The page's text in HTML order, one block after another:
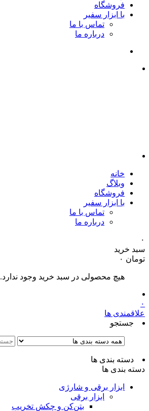
فروشگاه
با ابزار سفیر
تماس با ما
درباره ما
خانه
وبلاگ
فروشگاه
با ابزار سفیر
تماس با ما
درباره ما
۰
سبد خرید
تومان
هیچ محصولی در سبد خرید وجود ندارد.
۰
علاقمندی ها
جستجو
دسته بندی ها
دسته بندی ها
ابزار برقی و شارژی
ابزار برقی
بتن‌کن و چکش تخریب